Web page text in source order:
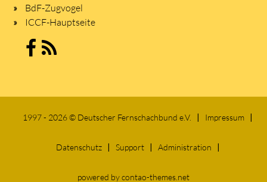
BdF-Zugvogel
ICCF-Hauptseite
1997 - 2026 © Deutscher Fernschachbund e.V. Impressum
Datenschutz Support Administration
powered bycontao-themes.net